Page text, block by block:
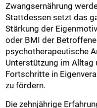
Zwangsernährung
Stattdessen setzt das
Stärkung der
oder BMI der
psychotherapeutische
Unterstützung im Alltag
Fortschritte in
zu fördern.
Die zehnjährige